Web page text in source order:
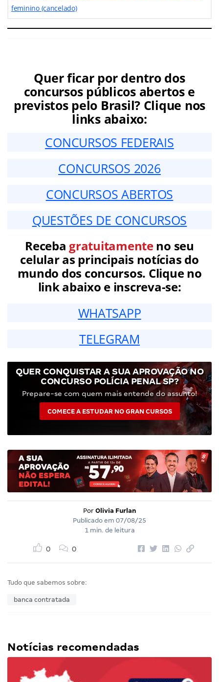
feminino (cancelado)
Quer ficar por dentro dos
concursos públicos abertos e
previstos pelo Brasil? Clique nos
links abaixo:
CONCURSOS FEDERAIS
CONCURSOS 2026
CONCURSOS ABERTOS
QUESTÕES DE CONCURSOS
Receba gratuitamenteno seu
celular as principais notícias do
mundo dos concursos. Clique no
link abaixo e inscreva-se:
WHATSAPP
TELEGRAM
QUER CONQUISTAR A SUA APROVAÇÃO NO
CONCURSO POLÍCIA PENAL SP?
Prepare-se com quem mais entende do assunto!
COMECE A ESTUDAR NO GRAN CURSOS
Por Olivia Furlan
Publicado em 07/08/25
1 min. de leitura
0 0
Tudo que sabemos sobre:
banca contratada
Notícias recomendadas